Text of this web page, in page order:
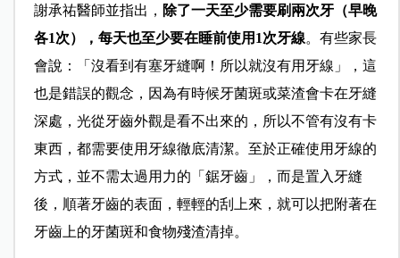
謝承祐醫師並指出， 除了一天至少需要刷兩次牙（早晚
各1次），每天也至少要在睡前使用1次牙線。有些家長
會說：「沒看到有塞牙縫啊！所以就沒有用牙線」，這
也是錯誤的觀念，因為有時候牙菌斑或菜渣會卡在牙縫
深處，光從牙齒外觀是看不出來的，所以不管有沒有卡
東西，都需要使用牙線徹底清潔。至於正確使用牙線的
方式，並不需太過用力的「鋸牙齒」，而是置入牙縫
後，順著牙齒的表面，輕輕的刮上來，就可以把附著在
牙齒上的牙菌斑和食物殘渣清掉。